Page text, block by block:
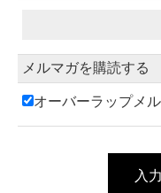
メルマガを購読する
オーバーラップメ
入